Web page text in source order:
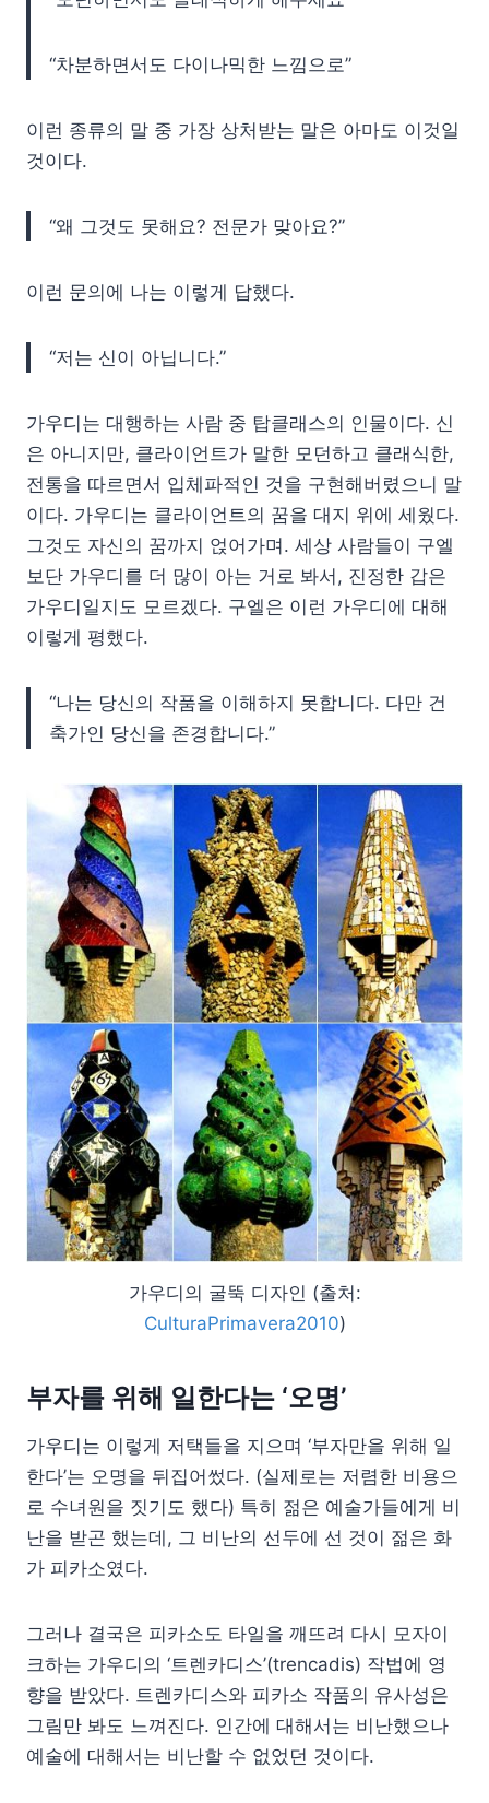
“차분하면서도 다이나믹한 느낌으로”
이런 종류의 말 중 가장 상처받는 말은 아마도 이것일
것이다.
“왜 그것도 못해요? 전문가 맞아요?”
이런 문의에 나는 이렇게 답했다.
“저는 신이 아닙니다.”
가우디는 대행하는 사람 중 탑클래스의 인물이다. 신
은 아니지만, 클라이언트가 말한 모던하고 클래식한,
전통을 따르면서 입체파적인 것을 구현해버렸으니 말
이다. 가우디는 클라이언트의 꿈을 대지 위에 세웠다.
그것도 자신의 꿈까지 얹어가며. 세상 사람들이 구엘
보단 가우디를 더 많이 아는 거로 봐서, 진정한 갑은
가우디일지도 모르겠다. 구엘은 이런 가우디에 대해
이렇게 평했다.
“나는 당신의 작품을 이해하지 못합니다. 다만 건
축가인 당신을 존경합니다.”
가우디의 굴뚝 디자인 (출처:
CulturaPrimavera2010)
부자를 위해 일한다는 ‘오명’
가우디는 이렇게 저택들을 지으며 ‘부자만을 위해 일
한다’는 오명을 뒤집어썼다. (실제로는 저렴한 비용으
로 수녀원을 짓기도 했다) 특히 젊은 예술가들에게 비
난을 받곤 했는데, 그 비난의 선두에 선 것이 젊은 화
가 피카소였다.
그러나 결국은 피카소도 타일을 깨뜨려 다시 모자이
크하는 가우디의 ‘트렌카디스’(trencadis) 작법에 영
향을 받았다. 트렌카디스와 피카소 작품의 유사성은
그림만 봐도 느껴진다. 인간에 대해서는 비난했으나
예술에 대해서는 비난할 수 없었던 것이다.